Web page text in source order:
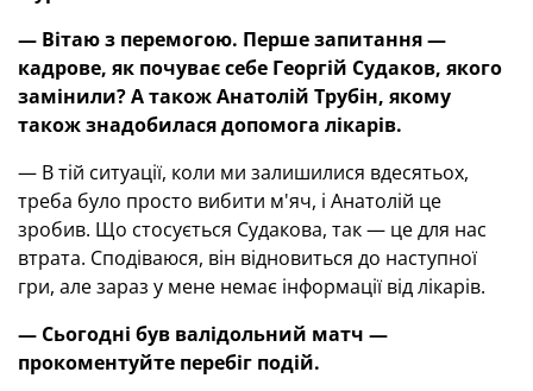
— Вітаю з перемогою. Перше запитання —
кадрове, як почуває себе Георгій Судаков, якого
замінили? А також Анатолій Трубін, якому
також знадобилася допомога лікарів.
— В тій ситуації, коли ми залишилися вдесятьох,
треба було просто вибити м'яч, і Анатолій це
зробив. Що стосується Судакова, так — це для нас
втрата. Сподіваюся, він відновиться до наступної
гри, але зараз у мене немає інформації від лікарів.
— Сьогодні був валідольний матч —
прокоментуйте перебіг подій.